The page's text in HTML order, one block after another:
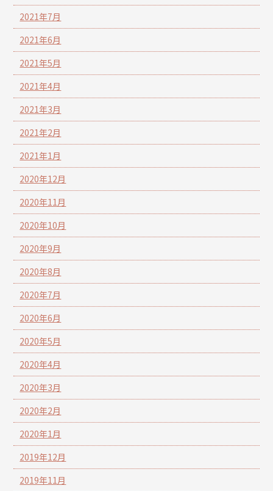
2021年7月
2021年6月
2021年5月
2021年4月
2021年3月
2021年2月
2021年1月
2020年12月
2020年11月
2020年10月
2020年9月
2020年8月
2020年7月
2020年6月
2020年5月
2020年4月
2020年3月
2020年2月
2020年1月
2019年12月
2019年11月